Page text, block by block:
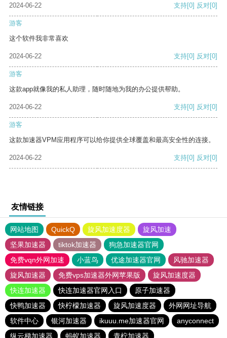
2024-06-22 支持[0] 反对[0]
游客
这个软件我非常喜欢
2024-06-22 支持[0] 反对[0]
游客
这款app就像我的私人助理，随时随地为我的办公提供帮助。
2024-06-22 支持[0] 反对[0]
游客
这款加速器VPM应用程序可以给你提供全球覆盖和最高安全性的连接。
2024-06-22 支持[0] 反对[0]
友情链接
网站地图 QuickQ 旋风加速度器
旋风加速
坚果加速器
tiktok加速器
狗急加速器官网
免费vqn外网加速
小蓝鸟 优途加速器官网
风驰加速器
旋风加速器
免费vps加速器外网苹果版
旋风加速度器
快连加速器
快连加速器官网入口
原子加速器
快鸭加速器
快柠檬加速器 旋风加速度器
外网网址导航
软件中心
银河加速器 ikuuu.me加速器官网
anyconnect
纵云梯加速器
蚂蚁加速器 青柠加速器